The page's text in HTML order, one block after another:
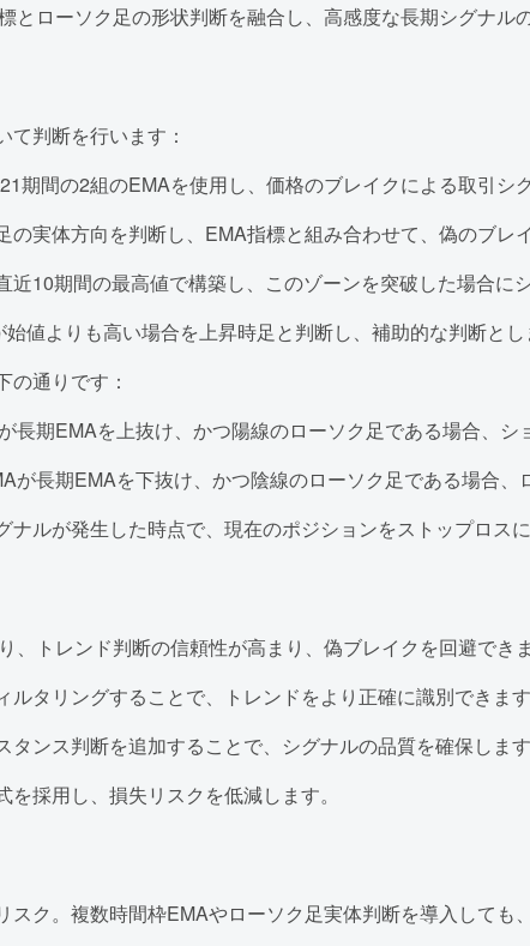
とローソク足の形状判断を融合し、高感度な長期シグナル
判断を行います：
期間の2組のEMAを使用し、価格のブレイクによる取引シ
の実体方向を判断し、EMA指標と組み合わせて、偽のブレ
10期間の最高値で構築し、このゾーンを突破した場合に
値よりも高い場合を上昇時足と判断し、補助的な判断とし
の通りです：
長期EMAを上抜け、かつ陽線のローソク足である場合、シ
が長期EMAを下抜け、かつ陰線のローソク足である場合、
ナルが発生した時点で、現在のポジションをストップロスに
、トレンド判断の信頼性が高まり、偽ブレイクを回避できま
ルタリングすることで、トレンドをより正確に識別できます
ンス判断を追加することで、シグナルの品質を確保します
採用し、損失リスクを低減します。
スク。複数時間枠EMAやローソク足実体判断を導入しても